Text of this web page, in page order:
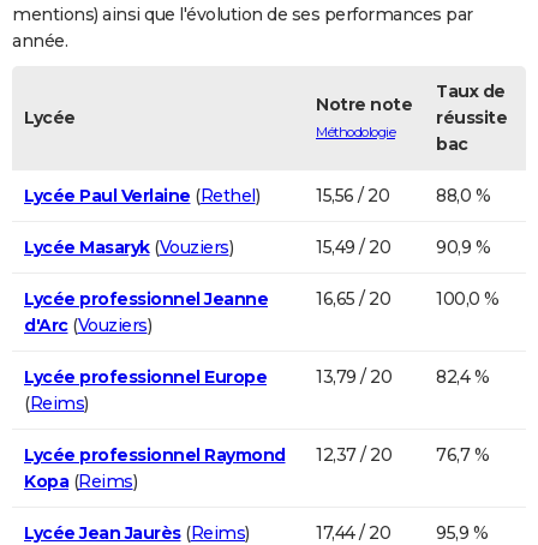
FORUM
mentions) ainsi que l'évolution de ses performances par
année.
Lycée
Notre note
Méthodologie
Taux de
réussite
bac
Lycée Paul Verlaine (Rethel) 15,56 / 20 88,0 %
Lycée Masaryk(Vouziers) 15,49 / 20 90,9 %
Lycée professionnel Jeanne
d'Arc(Vouziers)
16,65 / 20 100,0 %
Lycée professionnel Europe
(Reims)
13,79 / 20 82,4 %
Lycée professionnel Raymond
Kopa(Reims)
12,37 / 20 76,7 %
Lycée Jean Jaurès(Reims) 17,44 / 20 95,9 %